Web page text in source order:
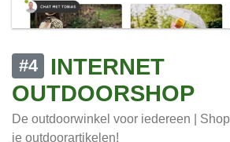
#4
INTERNET
OUTDOORSHOP
De outdoorwinkel voor iedereen |
je outdoorartikelen!